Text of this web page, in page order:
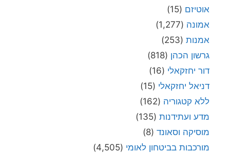
אוטיזם (15)
אמונה (1,277)
אמנות (253)
גרשון הכהן (818)
דור יחזקאלי (16)
דניאל יחזקאלי (15)
ללא קטגוריה (162)
מדע ועתידנות (135)
מוסיקה וסאונד (8)
מורכבות בביטחון לאומי (4,505)